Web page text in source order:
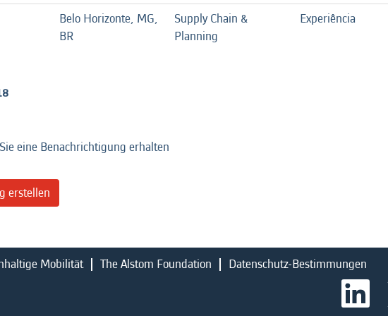
Belo Horizonte, MG,
BR
Supply Chain &
Planning
Experiência
eine Benachrichtigung erhalten
erstellen
Mobilität The Alstom Foundation
Datenschutz-Bestimmungen
W
r